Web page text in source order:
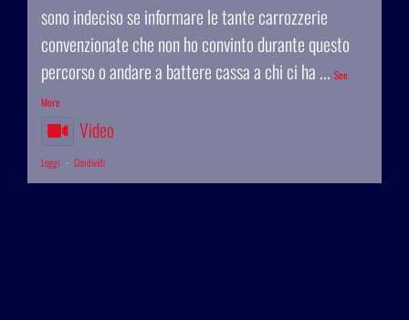
sono indeciso se informare le tante carrozzerie
convenzionate che non ho convinto durante questo
percorso o andare a battere cassa a chi ci ha ... See
More
Video
Leggi · Condividi